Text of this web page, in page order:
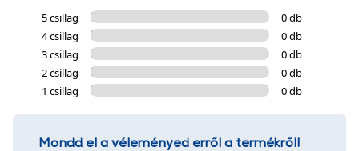
5 csillag
0 db
4 csillag
0 db
3 csillag
0 db
2 csillag
0 db
1 csillag
0 db
Mondd el a véleményed erről a termékről!